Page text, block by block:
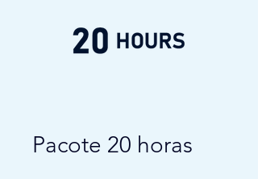
Pacote 20 horas